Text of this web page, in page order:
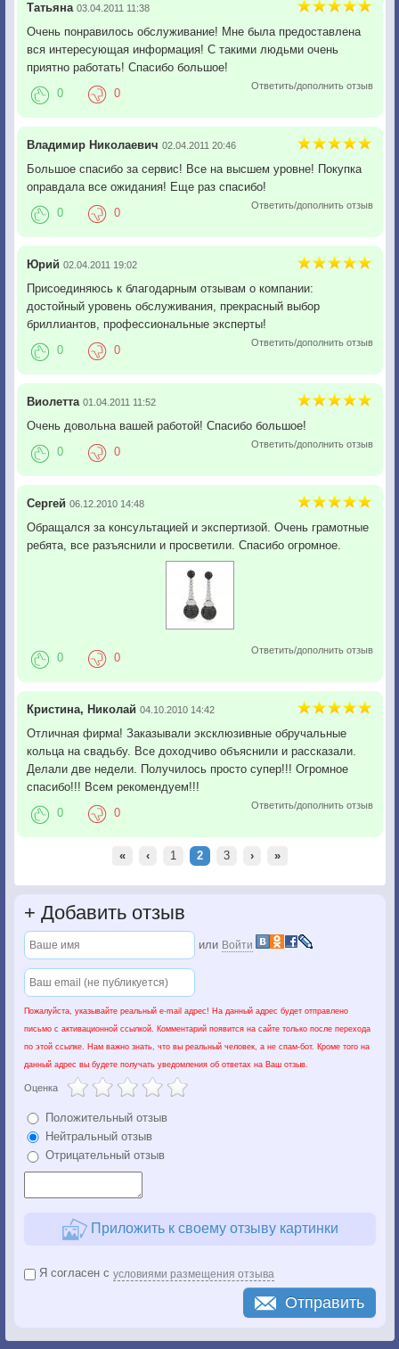
Татьяна 03.04.2011 11:38
Очень понравилось обслуживание! Мне была предоставлена
вся интересующая информация! С такими людьми очень
приятно работать! Спасибо большое!
Ответить/дополнить отзыв
0 0
Владимир Николаевич 02.04.2011 20:46
Большое спасибо за сервис! Все на высшем уровне! Покупка
оправдала все ожидания! Еще раз спасибо!
Ответить/дополнить отзыв
0 0
Юрий 02.04.2011 19:02
Присоединяюсь к благодарным отзывам о компании:
достойный уровень обслуживания, прекрасный выбор
бриллиантов, профессиональные эксперты!
Ответить/дополнить отзыв
0 0
Виолетта 01.04.2011 11:52
Очень довольна вашей работой! Спасибо большое!
Ответить/дополнить отзыв
0 0
Сергей 06.12.2010 14:48
Обращался за консультацией и экспертизой. Очень грамотные
ребята, все разъяснили и просветили. Спасибо огромное.
Ответить/дополнить отзыв
0 0
Кристина, Николай 04.10.2010 14:42
Отличная фирма! Заказывали эксклюзивные обручальные
кольца на свадьбу. Все доходчиво объяснили и рассказали.
Делали две недели. Получилось просто супер!!! Огромное
спасибо!!! Всем рекомендуем!!!
Ответить/дополнить отзыв
0 0
« ‹ 1 2 3 › »
+ Добавить отзыв
или Войти
Пожалуйста, указывайте реальный e-mail адрес! На данный адрес будет отправлено
письмо с активационной ссылкой. Комментарий появится на сайте только после перехода
по этой ссылке. Нам важно знать, что вы реальный человек, а не спам-бот. Кроме того на
данный адрес вы будете получать уведомления об ответах на Ваш отзыв.
Оценка
Положительный отзыв
Нейтральный отзыв
Отрицательный отзыв
Приложить к своему отзыву картинки
Я согласен с условиями размещения отзыва
Отправить